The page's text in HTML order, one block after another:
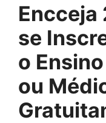
Encceja
se
o
ou